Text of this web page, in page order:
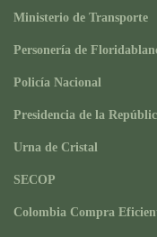
Ministerio de Transporte
Personería de
Policía Nacional
Presidencia de la
Urna de Cristal
SECOP
Colombia Compra